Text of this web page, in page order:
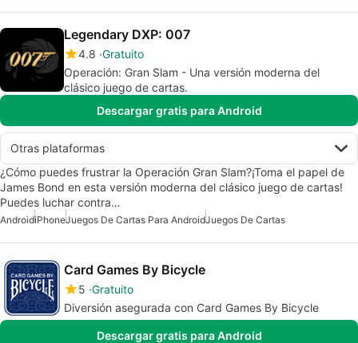
Legendary DXP: 007
4.8 Gratuito
Operación: Gran Slam - Una versión moderna del
clásico juego de cartas.
Descargar gratis para Android
Otras plataformas
¿Cómo puedes frustrar la Operación Gran Slam?¡Toma el papel de
James Bond en esta versión moderna del clásico juego de cartas!
Puedes luchar contra…
AndroidiPhoneJuegos De Cartas Para AndroidJuegos De Cartas
Card Games By Bicycle
5 Gratuito
Diversión asegurada con Card Games By Bicycle
Descargar gratis para Android